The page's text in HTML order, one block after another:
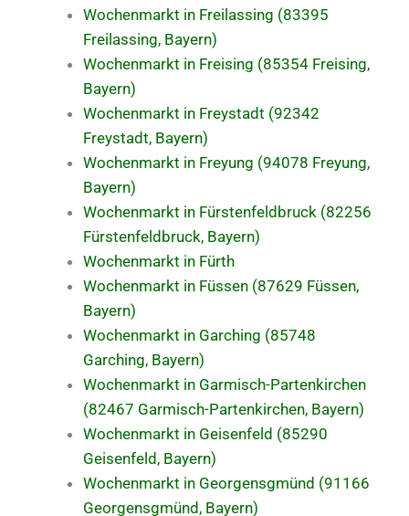
Wochenmarkt in Freilassing (83395
Freilassing, Bayern)
Wochenmarkt in Freising (85354 Freising,
Bayern)
Wochenmarkt in Freystadt (92342
Freystadt, Bayern)
Wochenmarkt in Freyung (94078 Freyung,
Bayern)
Wochenmarkt in Fürstenfeldbruck (82256
Fürstenfeldbruck, Bayern)
Wochenmarkt in Fürth
Wochenmarkt in Füssen (87629 Füssen,
Bayern)
Wochenmarkt in Garching (85748
Garching, Bayern)
Wochenmarkt in Garmisch-Partenkirchen
(82467 Garmisch-Partenkirchen, Bayern)
Wochenmarkt in Geisenfeld (85290
Geisenfeld, Bayern)
Wochenmarkt in Georgensgmünd (91166
Georgensgmünd, Bayern)